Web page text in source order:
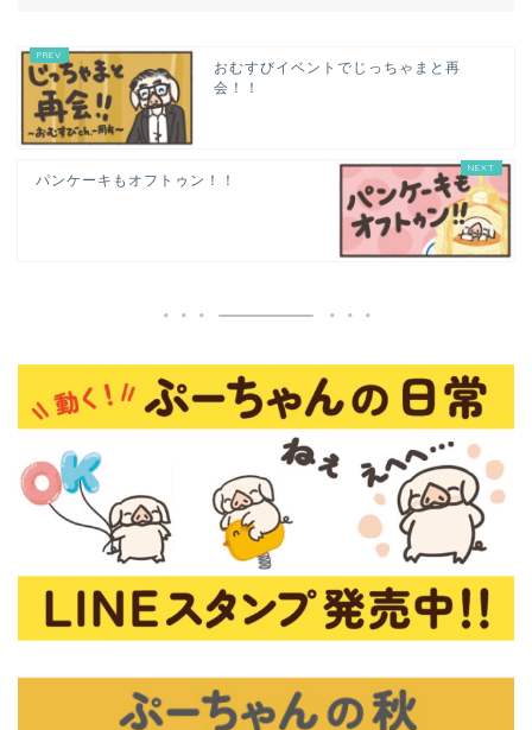
おむすびイベントでじっちゃまと再
会！！
パンケーキもオフトゥン！！